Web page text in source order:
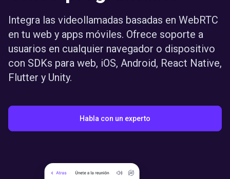
Integra las videollamadas basadas en WebRTC
en tu web y apps móviles. Ofrece soporte a
usuarios en cualquier navegador o dispositivo
con SDKs para web, iOS, Android, React Native,
Flutter y Unity.
Habla con un experto